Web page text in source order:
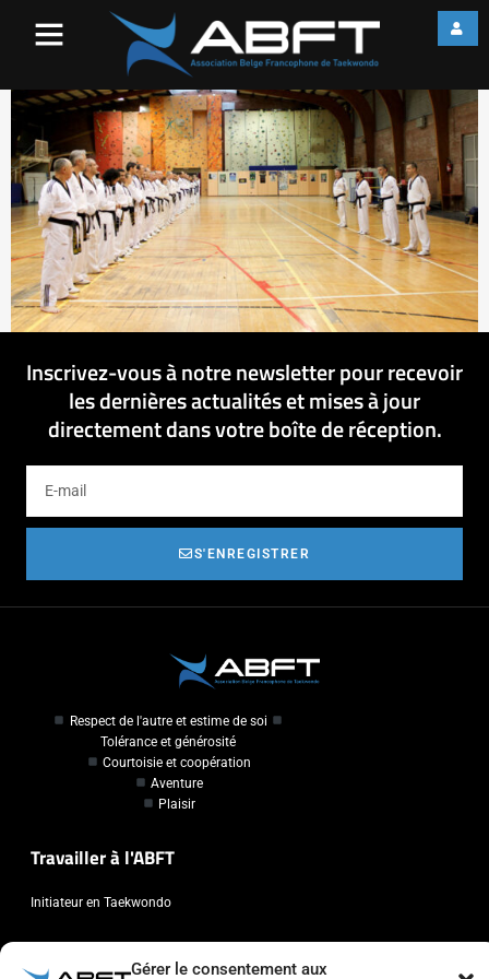
Gérer le consentement aux
Inscrivez-vous à notre newsletter pour recevoir
les dernières actualités et mises à jour
directement dans votre boîte de réception.
S'ENREGISTRER
Respect de l'autre et estime de soi
Tolérance et générosité
Courtoisie et coopération
Aventure
Plaisir
Travailler à l'ABFT
Initiateur en Taekwondo